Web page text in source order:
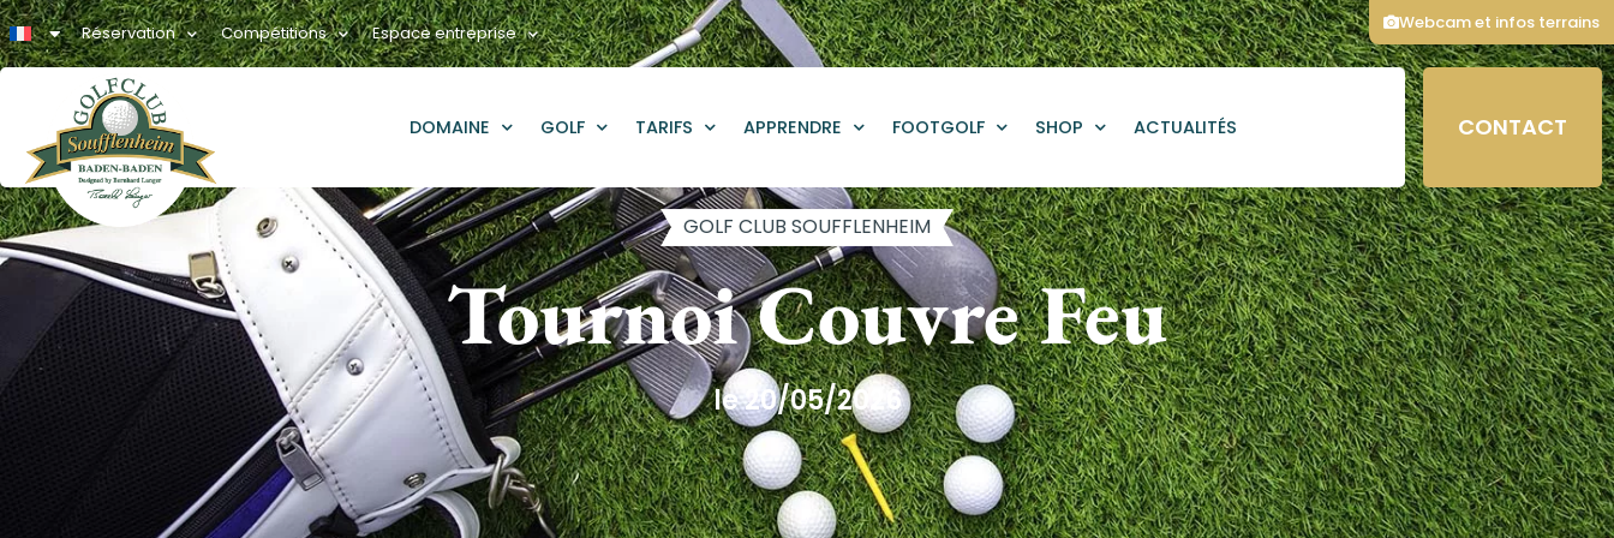
Réservation Compétitions Espace entreprise
DOMAINE GOLF TARIFS APPRENDRE FOOTGOLF SHOP ACTUALITÉS CONTACT
GOLF CLUB SOUFFLENHEIM
Tournoi Couvre Feu
le 20/05/2026
Webcam et infos terrains